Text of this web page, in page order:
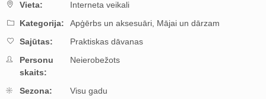
Vieta:
Interneta veikali
Kategorija:
Apģērbs un aksesuāri, Mājai un dārzam
Sajūtas:
Praktiskas dāvanas
Personu
skaits:
Neierobežots
Sezona: Visu gadu